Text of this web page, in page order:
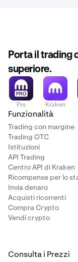
Porta il trading
superiore.
Pro Kraken
Funzionalità
Trading con margine
Trading OTC
Istituzioni
API Trading
Centro API di Kraken
Ricompense per lo
Invia denaro
Acquisti ricorrenti
Compra Crypto
Vendi crypto
Consulta i Prezzi